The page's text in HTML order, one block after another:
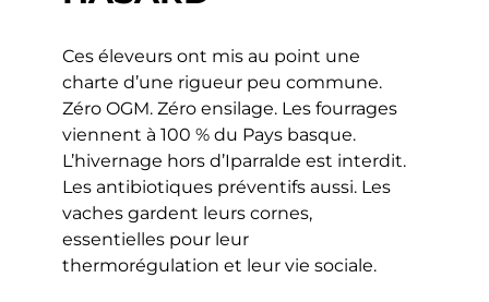
Ces éleveurs ont mis au point une
charte d’une rigueur peu commune.
Zéro OGM. Zéro ensilage. Les fourrages
viennent à 100 % du Pays basque.
L’hivernage hors d’Iparralde est interdit.
Les antibiotiques préventifs aussi. Les
vaches gardent leurs cornes,
essentielles pour leur
thermorégulation et leur vie sociale.